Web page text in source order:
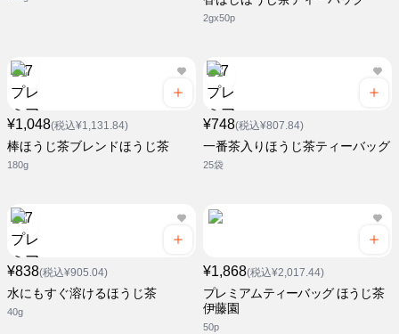
2gx50p
¥1,048(税込¥1,131.84)
棒ほうじ茶ブレンドほうじ茶
180g
¥748(税込¥807.84)
一番茶入りほうじ茶ティーバッグ
25袋
¥838(税込¥905.04)
水にもすぐ溶けるほうじ茶
40g
¥1,868(税込¥2,017.44)
プレミアムティーバッグ ほうじ茶
伊藤園
50p